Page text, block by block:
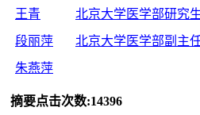
王青
北京大学医学部研究
段丽萍
北京大学医学部副主
朱燕萍
摘要点击次数:14396